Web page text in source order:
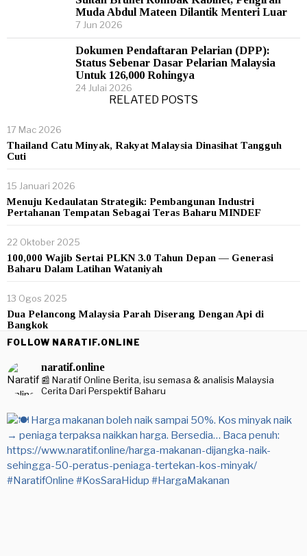
Muda Abdul Mateen Dilantik Menteri Luar
7 Jun 2026
Dokumen Pendaftaran Pelarian (DPP):
Status Sebenar Dasar Pelarian Malaysia
Untuk 126,000 Rohingya
24 Julai 2026
RELATED POSTS
17 Mac 2026
Thailand Catu Minyak, Rakyat Malaysia Dinasihat Tangguh
Cuti
15 Januari 2026
Menuju Kedaulatan Strategik: Pembangunan Industri
Pertahanan Tempatan Sebagai Teras Baharu MINDEF
22 Oktober 2025
100,000 Wajib Sertai PLKN 3.0 Tahun Depan — Generasi
Baharu Dalam Latihan Wataniyah
13 Ogos 2025
Dua Pelancong Malaysia Parah Diserang Dengan Api di
Bangkok
FOLLOW NARATIF.ONLINE
naratif.online
📰 Naratif Online Berita, isu semasa & analisis Malaysia
Cerita Dari Perspektif Baharu